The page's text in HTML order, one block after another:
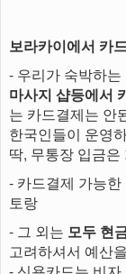
보라카이에서 카
- 우리가 숙박하는
마사지 샵등에서
는 카드결제는 안
한국인들이 운영
딱, 무통장 입금
- 카드결제 가능
토랑
- 그 외는 모두 현
고려하셔서 예산